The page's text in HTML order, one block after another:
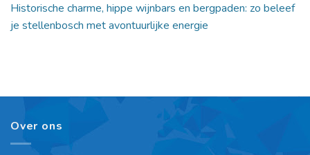
Historische charme, hippe wijnbars en bergpaden: zo beleef
je stellenbosch met avontuurlijke energie
Over ons